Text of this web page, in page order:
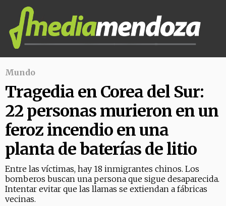
Mundo
Tragedia en Corea del Sur:
22 personas murieron en un
feroz incendio en una
planta de baterías de litio
Entre las víctimas, hay 18 inmigrantes chinos. Los
bomberos buscan una persona que sigue desaparecida.
Intentar evitar que las llamas se extiendan a fábricas
vecinas.